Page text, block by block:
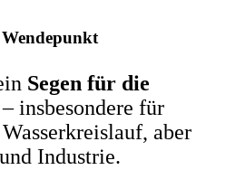
Segen für die
– insbesondere für
aber
Industrie.